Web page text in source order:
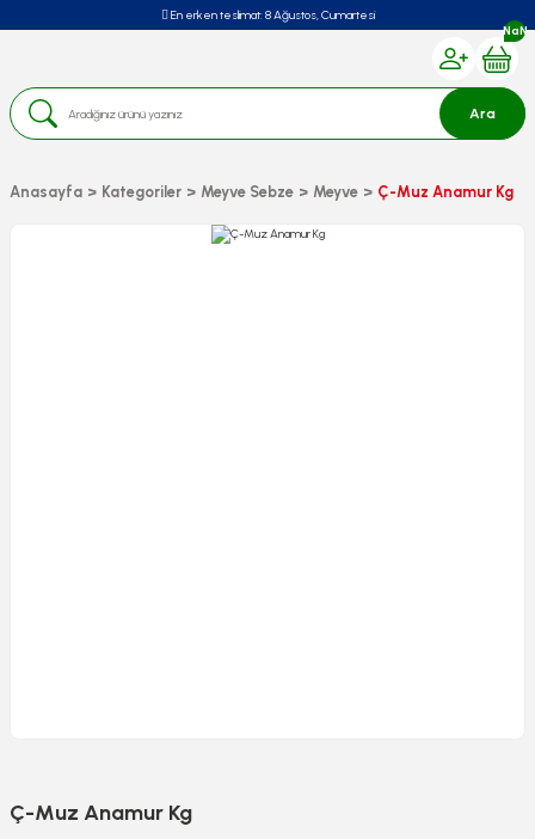
En erken teslimat: 8 Ağustos, Cumartesi
Ara
NaN
Anasayfa Kategoriler Meyve Sebze Meyve Ç-Muz Anamur Kg
Ç-Muz Anamur Kg